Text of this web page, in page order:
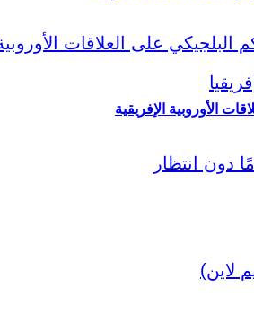
الأوروبية الإفريقية